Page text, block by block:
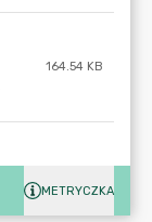
164.54 KB
METRYCZKA